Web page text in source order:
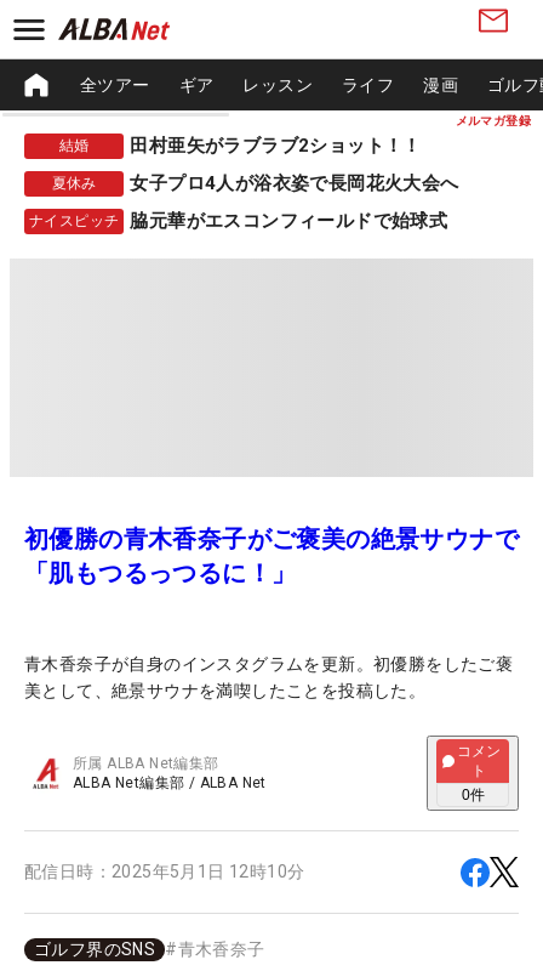
メルマガ登録
全ツアー ギア レッスン ライフ 漫画 ゴル
結婚 田村亜矢がラブラブ2ショット！！
夏休み 女子プロ4人が浴衣姿で長岡花火大会へ
ナイスピッチ 脇元華がエスコンフィールドで始球式
初優勝の青木香奈子がご褒美の絶景サウナで
「肌もつるっつるに！」
青木香奈子が自身のインスタグラムを更新。初優勝をしたご褒
美として、絶景サウナを満喫したことを投稿した。
所属ALBA Net編集部
ALBA Net編集部 / ALBA Net
コメン
ト
0件
配信日時： 2025年5月1日 12時10分
ゴルフ界のSNS #青木香奈子